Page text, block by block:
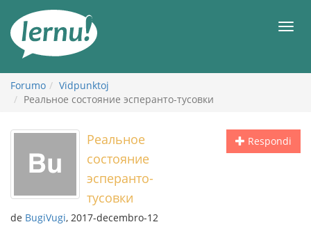
enhavo
Forumo
Vidpunktoj
Реальное состояние эсперанто-тусовки
Respondi
Реальное
состояние
эсперанто-
тусовки
de BugiVugi, 2017-decembro-12